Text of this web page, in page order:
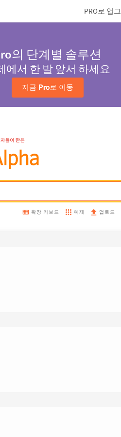
PRO로 업
의 단계별 솔루션
에서 한 발 앞서 하세요
지금 Pro로 이동
확장 키보드 예제 업로드